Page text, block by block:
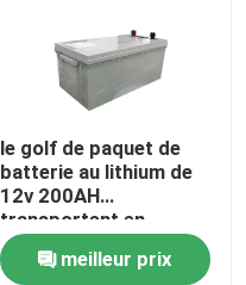
le golf de paquet de
batterie au lithium de
12v 200AH
transportent en
charrette 30A solaire
meilleur prix